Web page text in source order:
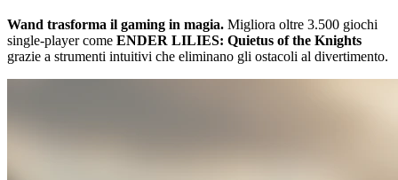
Wand trasforma il gaming in magia. Migliora oltre 3.500 giochi
single-player come ENDER LILIES: Quietus of the Knights
grazie a strumenti intuitivi che eliminano gli ostacoli al divertimento.